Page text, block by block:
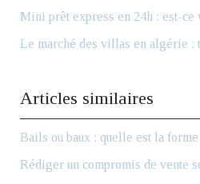
Mini prêt express en 24h : est-ce
Le marché des villas en algérie :
Articles similaires
Bails ou baux : quelle est la
Rédiger un compromis de vente